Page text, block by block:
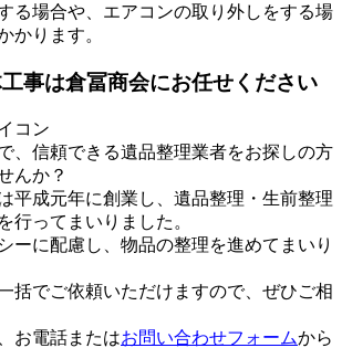
る場合や、エアコンの取り外しをする場
かります。
事は倉冨商会にお任せください
、信頼できる遺品整理業者をお探しの方
んか？
平成元年に創業し、遺品整理・生前整理
行ってまいりました。
ーに配慮し、物品の整理を進めてまいり
括でご依頼いただけますので、ぜひご相
お電話またはお問い合わせフォームから